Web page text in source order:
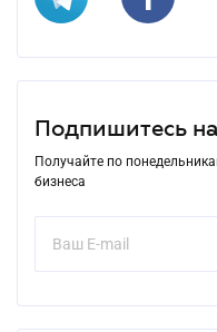
Подпишитесь
Получайте по
бизнеса